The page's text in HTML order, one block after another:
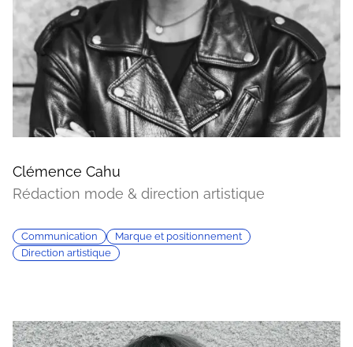
Clémence Cahu
Rédaction mode & direction artistique
Communication
Marque et positionnement
Direction artistique